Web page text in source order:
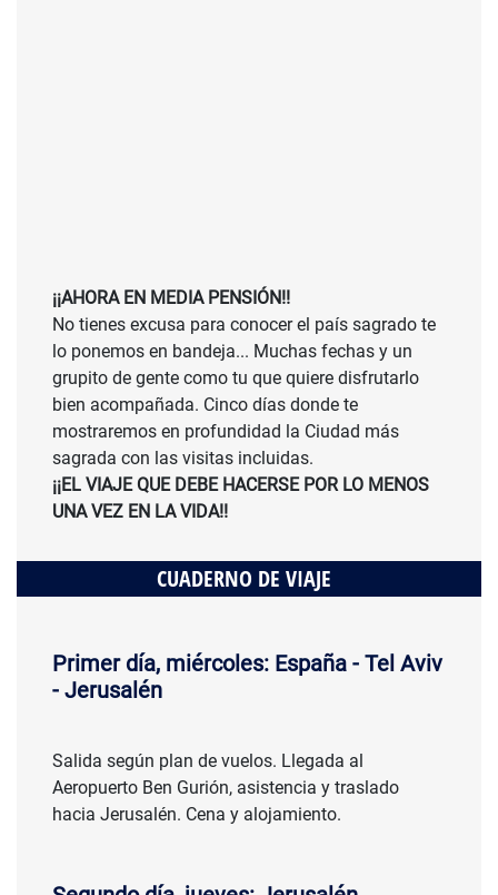
¡¡AHORA EN MEDIA PENSIÓN!!
No tienes excusa para conocer el país sagrado te
lo ponemos en bandeja... Muchas fechas y un
grupito de gente como tu que quiere disfrutarlo
bien acompañada. Cinco días donde te
mostraremos en profundidad la Ciudad más
sagrada con las visitas incluidas.
¡¡EL VIAJE QUE DEBE HACERSE POR LO MENOS
UNA VEZ EN LA VIDA!!
CUADERNO DE VIAJE
Primer día, miércoles: España - Tel Aviv
- Jerusalén
Salida según plan de vuelos. Llegada al
Aeropuerto Ben Gurión, asistencia y traslado
hacia Jerusalén. Cena y alojamiento.